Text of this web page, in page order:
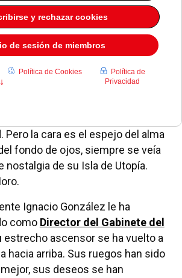
daba la sensación que se
en el cargo. Como
ascensor que se había
rascacielos y nadie sabía si
Ni siquiera él. Pozuelo le sentaba
que no le acababa de llenar...
Pero la cara es el espejo del alma
fondo de ojos, siempre se veía
nostalgia de su Isla de Utopía.
Ignacio González le ha
como Director del Gabinete del
ascensor se ha vuelto a
hacia arriba. Sus ruegos han sido
sus deseos se han